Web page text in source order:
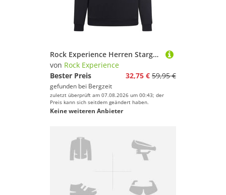
Rock Experience Herren Stargate Pullover
von Rock Experience
Bester Preis
32,75 € 59,95 €
gefunden bei Bergzeit
zuletzt überprüft am 07.08.2026 um 00:43; der
Preis kann sich seitdem geändert haben.
Keine weiteren Anbieter